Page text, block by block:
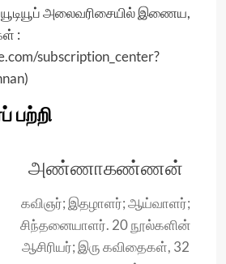
அலைவரிசையில் இணைய,
:
subscription_center?
)
பற்றி
அண்ணாகண்ணன்
கவிஞர்; இதழாளர்; ஆய்வாளர்;
சிந்தனையாளர். 20 நூல்களின்
ஆசிரியர்; இரு கவிதைகள், 32